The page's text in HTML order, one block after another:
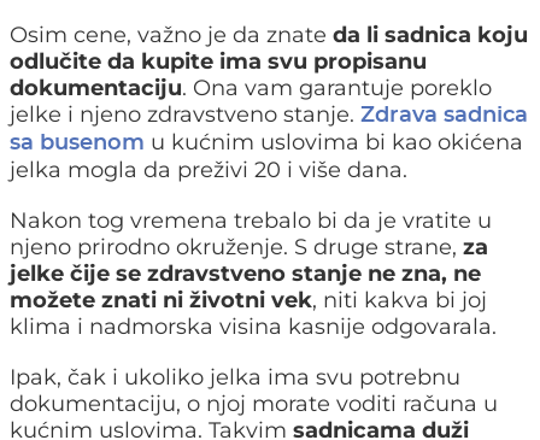
Osim cene, važno je da znate da li sadnica koju
odlučite da kupite ima svu propisanu
dokumentaciju. Ona vam garantuje poreklo
jelke i njeno zdravstveno stanje. Zdrava sadnica
sa busenom u kućnim uslovima bi kao okićena
jelka mogla da preživi 20 i više dana.
Nakon tog vremena trebalo bi da je vratite u
njeno prirodno okruženje. S druge strane, za
jelke čije se zdravstveno stanje ne zna, ne
možete znati ni životni vek, niti kakva bi joj
klima i nadmorska visina kasnije odgovarala.
Ipak, čak i ukoliko jelka ima svu potrebnu
dokumentaciju, o njoj morate voditi računa u
kućnim uslovima. Takvim sadnicama duži